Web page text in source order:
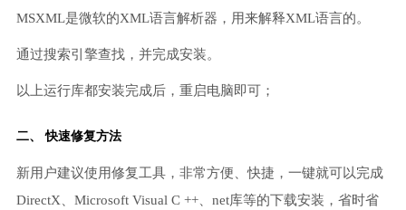
MSXML是微软的XML语言解析器，用来解释XML语言的。
通过搜索引擎查找，并完成安装。
以上运行库都安装完成后，重启电脑即可；
二、 快速修复方法
新用户建议使用修复工具，非常方便、快捷，一键就可以完成
DirectX、Microsoft Visual C ++、net库等的下载安装，省时省